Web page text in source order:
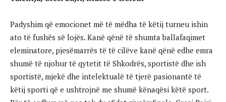
Padyshim që emocionet më të mëdha të këtij turneu ishin
ato të fushës së lojës. Kanë qënë të shumta ballafaqimet
eleminatore, pjesëmarrës të të cilëve kanë qënë edhe emra
shumë të njohur të qytetit të Shkodrës, sportistë dhe ish
sportistë, mjekë dhe intelektualë të tjerë pasionantë të
këtij sporti që e ushtrojnë me shumë kënaqësi këtë sport.